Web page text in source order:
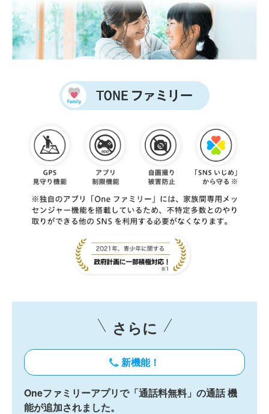
さらに
新機能！
Oneファミリーアプリで「通話料無料」の通話 機
能が追加されました。